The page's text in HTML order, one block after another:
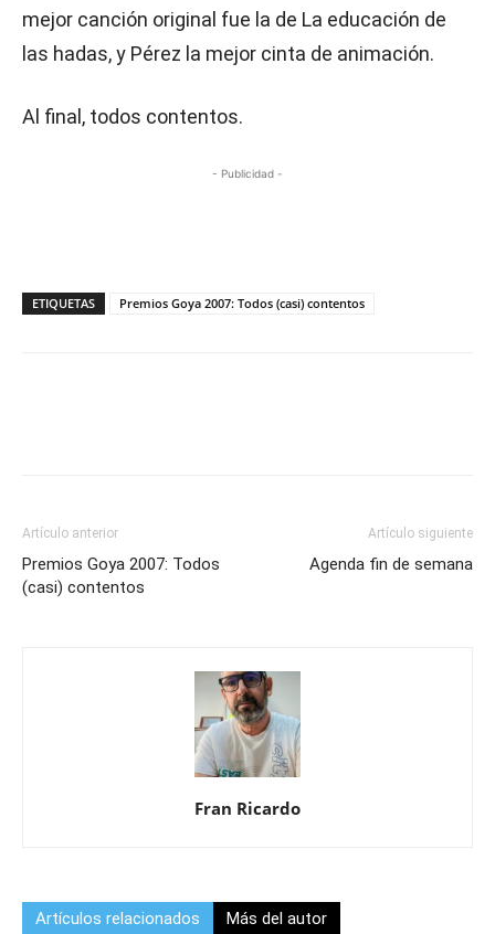
mejor canción original fue la de La educación de
las hadas, y Pérez la mejor cinta de animación.
Al final, todos contentos.
- Publicidad -
ETIQUETAS Premios Goya 2007: Todos (casi) contentos
Artículo anterior
Premios Goya 2007: Todos
(casi) contentos
Artículo siguiente
Agenda fin de semana
Fran Ricardo
Artículos relacionados Más del autor